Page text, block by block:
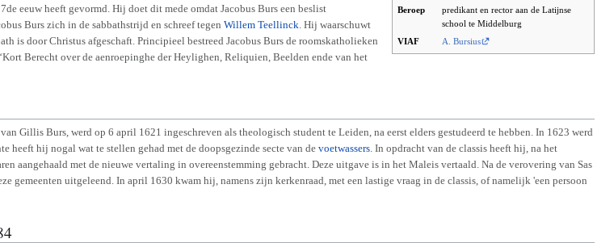
Beroep
predikant en rector aan de Latijnse
school te Middelburg
VIAF
A. Bursius
eeuw heeft gevormd. Hij doet dit mede omdat Jacobus Burs een beslist
Burs zich in de sabbathstrijd en schreef tegen Willem Teellinck. Hij waarschuwt
is door Christus afgeschaft. Principieel bestreed Jacobus Burs de roomskatholieken
Berecht over de aenroepinghe der Heylighen, Reliquien, Beelden ende van het
Gillis Burs, werd op 6 april 1621 ingeschreven als theologisch student te Leiden, na eerst elders gestudeerd te hebben. In 1623 werd
heeft hij nogal wat te stellen gehad met de doopsgezinde secte van de voetwassers. In opdracht van de classis heeft hij, na het
aangehaald met de nieuwe vertaling in overeenstemming gebracht. Deze uitgave is in het Maleis vertaald. Na de verovering van Sas
gemeenten uitgeleend. In april 1630 kwam hij, namens zijn kerkenraad, met een lastige vraag in de classis, of namelijk 'een persoon